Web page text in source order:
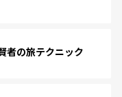
者の旅テクニック